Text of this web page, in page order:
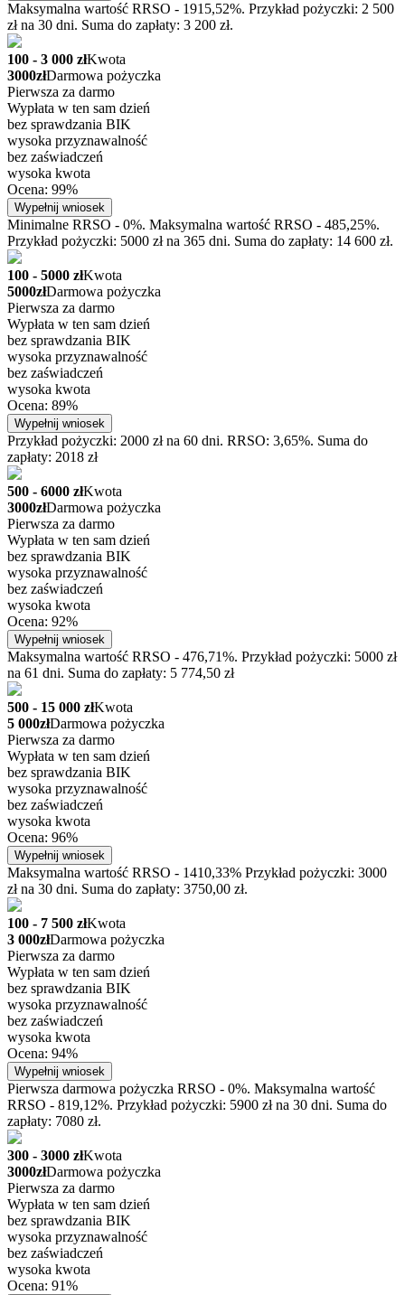
Maksymalna wartość RRSO - 1915,52%. Przykład pożyczki: 2 500
zł na 30 dni. Suma do zapłaty: 3 200 zł.
100 - 3 000 złKwota
3000złDarmowa pożyczka
Pierwsza za darmo
Wypłata w ten sam dzień
bez sprawdzania BIK
wysoka przyznawalność
bez zaświadczeń
wysoka kwota
Ocena: 99%
Wypełnij wniosek
Minimalne RRSO - 0%. Maksymalna wartość RRSO - 485,25%.
Przykład pożyczki: 5000 zł na 365 dni. Suma do zapłaty: 14 600 zł.
100 - 5000 złKwota
5000złDarmowa pożyczka
Pierwsza za darmo
Wypłata w ten sam dzień
bez sprawdzania BIK
wysoka przyznawalność
bez zaświadczeń
wysoka kwota
Ocena: 89%
Wypełnij wniosek
Przykład pożyczki: 2000 zł na 60 dni. RRSO: 3,65%. Suma do
zapłaty: 2018 zł
500 - 6000 złKwota
3000złDarmowa pożyczka
Pierwsza za darmo
Wypłata w ten sam dzień
bez sprawdzania BIK
wysoka przyznawalność
bez zaświadczeń
wysoka kwota
Ocena: 92%
Wypełnij wniosek
Maksymalna wartość RRSO - 476,71%. Przykład pożyczki: 5000 zł
na 61 dni. Suma do zapłaty: 5 774,50 zł
500 - 15 000 złKwota
5 000złDarmowa pożyczka
Pierwsza za darmo
Wypłata w ten sam dzień
bez sprawdzania BIK
wysoka przyznawalność
bez zaświadczeń
wysoka kwota
Ocena: 96%
Wypełnij wniosek
Maksymalna wartość RRSO - 1410,33% Przykład pożyczki: 3000
zł na 30 dni. Suma do zapłaty: 3750,00 zł.
100 - 7 500 złKwota
3 000złDarmowa pożyczka
Pierwsza za darmo
Wypłata w ten sam dzień
bez sprawdzania BIK
wysoka przyznawalność
bez zaświadczeń
wysoka kwota
Ocena: 94%
Wypełnij wniosek
Pierwsza darmowa pożyczka RRSO - 0%. Maksymalna wartość
RRSO - 819,12%. Przykład pożyczki: 5900 zł na 30 dni. Suma do
zapłaty: 7080 zł.
300 - 3000 złKwota
3000złDarmowa pożyczka
Pierwsza za darmo
Wypłata w ten sam dzień
bez sprawdzania BIK
wysoka przyznawalność
bez zaświadczeń
wysoka kwota
Ocena: 91%